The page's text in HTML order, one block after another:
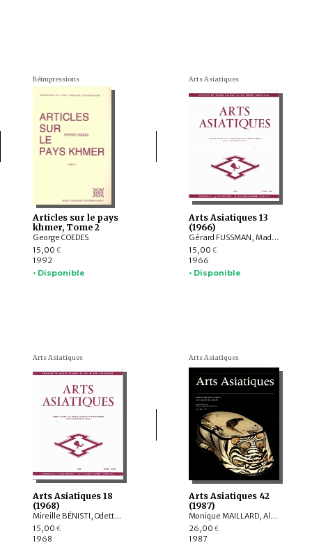
Réimpressions
Articles sur le pays
khmer, Tome 2
George COEDES
15,00 €
1992
• Disponible
Arts Asiatiques
Arts Asiatiques 13
(1966)
Gérard FUSSMAN, Madeleine GITEAU, Marguerite E. ADICEAM, Roman GHIRSCHMAN, M.J. STEVE, Jean NAUDOU, B.N. GOSWAMY, Kamalesvar GOSWAMY
15,00 €
1966
• Disponible
Arts Asiatiques
Arts Asiatiques 18
(1968)
Mireille BÉNISTI, Odette VIENNOT, Albert LE BONHEUR, Germaine GUILLAUME, Ahmad Ali MOTAMEDI, Lennart EDELBERG, M.S. NAGARAJA RAO, Dr. SOEKMONO
15,00 €
1968
Arts Asiatiques
Arts Asiatiques 42
(1987)
Monique MAILLARD, Alain THOTE, Monique KERVRAN, François BERTHIER, Francis MACOUIN, Bernard FRANK, Catherine JARRIGE, Robert JERA-BEZARD, Yoshiro IMAEDA, Françoise POMMARET, WANG Binhua, Annie BERTHIER, Margaret MEDLEY, Jacques GIES
26,00 €
1987